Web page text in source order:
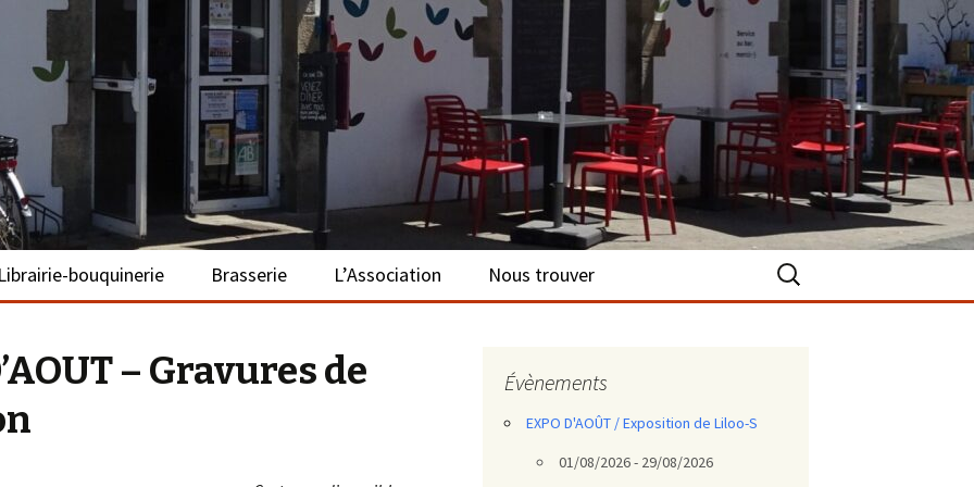
La Turballe
Librairie-bouquinerie
Brasserie
L’Association
Adhérer
Nous trouver Rechercher :
– Gravures de
Évènements
EXPO D'AOÛT / Exposition de Liloo-S
01/08/2026 - 29/08/2026